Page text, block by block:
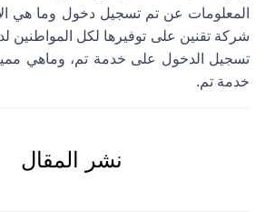
المعلومات عن تم تسجيل دخول وما هي
شركة تقنين على توفيرها لكل المواطنين
تسجيل الدخول على خدمة تم، وماهي
خدمة تم.
نشر المقال